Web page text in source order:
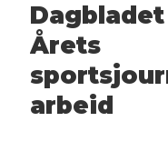
Årets
arbeid